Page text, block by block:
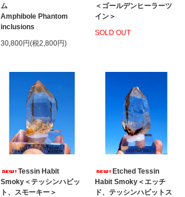
ム
Amphibole Phantom
inclusions
30,800円(税2,800円)
＜ゴールデンヒーラーツ
イン＞
SOLD OUT
Tessin Habit
Smoky＜テッシンハビッ
ト、スモーキー＞
Etched Tessin
Habit Smoky＜エッチ
ド、テッシンハビットス